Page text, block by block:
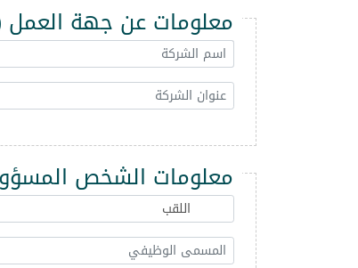
معلومات عن جهة
معلومات الشخص